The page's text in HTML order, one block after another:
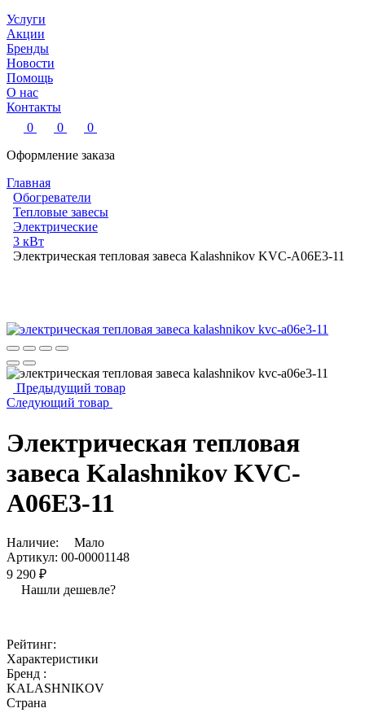
Услуги
Акции
Бренды
Новости
Помощь
О нас
Контакты
0
0
0
Оформление заказа
Главная
Обогреватели
Тепловые завесы
Электрические
3 кВт
Электрическая тепловая завеса Kalashnikov KVC-A06E3-11
Предыдущий товар
Следующий товар
Электрическая тепловая
завеса Kalashnikov KVC-
A06E3-11
Наличие:
Мало
Артикул: 00-00001148
9 290 ₽
Нашли дешевле?
Рейтинг:
Характеристики
Бренд :
KALASHNIKOV
Страна